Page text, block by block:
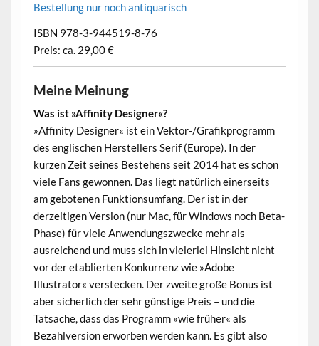
Bestellung nur noch antiquarisch•
ISBN 978-3-944519-8-76
Preis: ca. 29,00 €
Meine Meinung
Was ist »Affinity Designer«?
»Affinity Designer« ist ein Vektor-/Grafikprogramm
des englischen Herstellers Serif (Europe). In der
kurzen Zeit seines Bestehens seit 2014 hat es schon
viele Fans gewonnen. Das liegt natürlich einerseits
am gebotenen Funktionsumfang. Der ist in der
derzeitigen Version (nur Mac, für Windows noch Beta-
Phase) für viele Anwendungszwecke mehr als
ausreichend und muss sich in vielerlei Hinsicht nicht
vor der etablierten Konkurrenz wie »Adobe
Illustrator« verstecken. Der zweite große Bonus ist
aber sicherlich der sehr günstige Preis – und die
Tatsache, dass das Programm »wie früher« als
Bezahlversion erworben werden kann. Es gibt also